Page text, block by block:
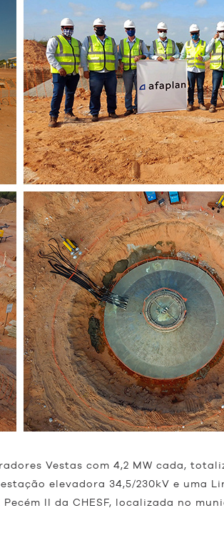
Vestas com 4,2 MW cada,
elevadora 34,5/230kV e uma
II da CHESF, localizada no